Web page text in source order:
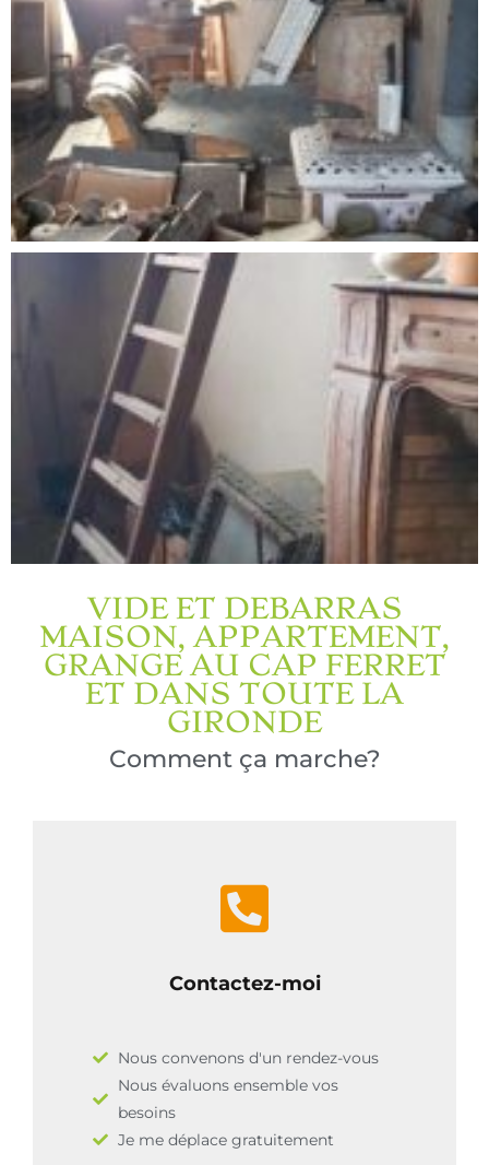
VIDE ET DEBARRAS
MAISON, APPARTEMENT,
GRANGE AU CAP FERRET
ET DANS TOUTE LA
GIRONDE
Comment ça marche?
Contactez-moi
Nous convenons d'un rendez-vous
Nous évaluons ensemble vos
besoins
Je me déplace gratuitement